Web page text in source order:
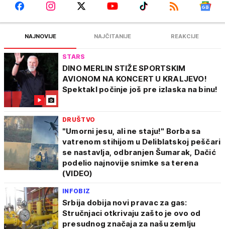
NAJNOVIJE NAJČITANIJE REAKCIJE
STARS
DINO MERLIN STIŽE SPORTSKIM
AVIONOM NA KONCERT U KRALJEVO!
Spektakl počinje još pre izlaska na binu!
DRUŠTVO
"Umorni jesu, ali ne staju!" Borba sa
vatrenom stihijom u Deliblatskoj peščari
se nastavlja, odbranjen Šumarak, Dačić
podelio najnovije snimke sa terena
(VIDEO)
INFOBIZ
Srbija dobija novi pravac za gas:
Stručnjaci otkrivaju zašto je ovo od
presudnog značaja za našu zemlju